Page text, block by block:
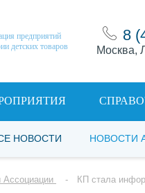
предприятий
детских товаров
8
Москва,
НОВОСТИ НОВОСТИ
Ассоциации КП стала